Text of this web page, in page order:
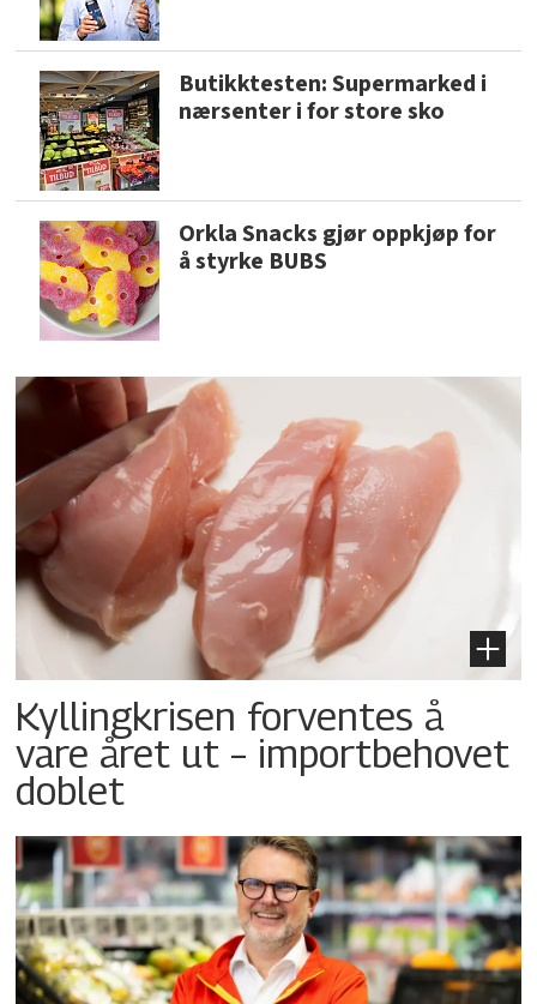
Butikktesten: Supermarked i
nærsenter i for store sko
Orkla Snacks gjør oppkjøp for
å styrke BUBS
Kyllingkrisen forventes å
vare året ut – importbehovet
doblet